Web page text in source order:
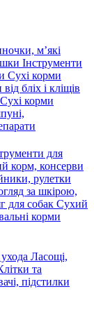
м’які
Інструменти
Сухі корми
бліх і кліщів
Сухі корми
для
корм, консерви
рулетки
за шкірою,
для собак Сухий
корми
Ласощі,
та
підстилки